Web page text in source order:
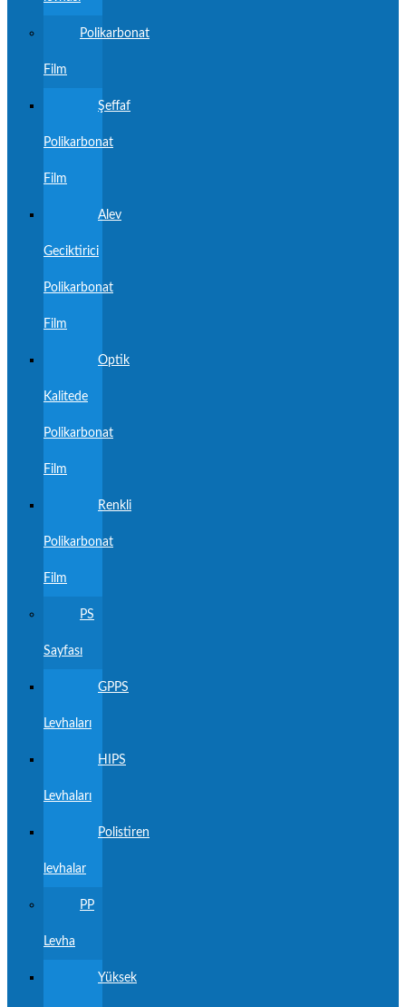
Polikarbonat
Film
Şeffaf
Polikarbonat
Film
Alev
Geciktirici
Polikarbonat
Film
Optik
Kalitede
Polikarbonat
Film
Renkli
Polikarbonat
Film
PS
Sayfası
GPPS
Levhaları
HIPS
Levhaları
Polistiren
levhalar
PP
Levha
Yüksek